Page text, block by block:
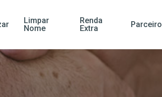
Limpar
Nome
Renda
Extra